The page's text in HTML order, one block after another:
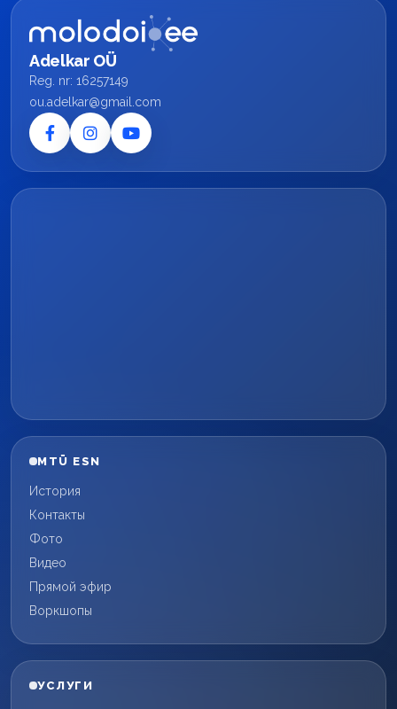
Adelkar OÜ
Reg. nr: 16257149
ou.adelkar@gmail.com
MTÜ ESN
История
Контакты
Фото
Видео
Прямой эфир
Воркшопы
УСЛУГИ